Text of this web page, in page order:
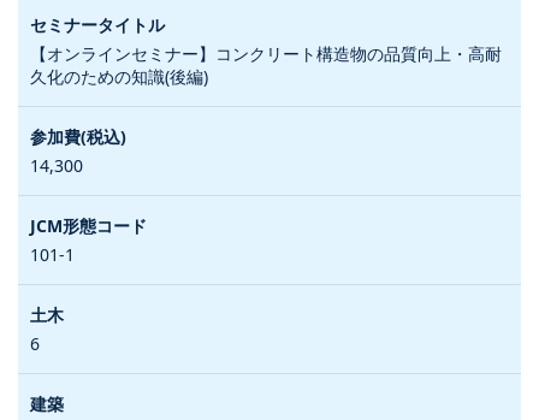
【オンラインセミナー】コンクリート構造物の品質向上・高耐
久化のための知識(後編)
14,300
101-1
6